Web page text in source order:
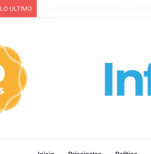
LO ULTIMO